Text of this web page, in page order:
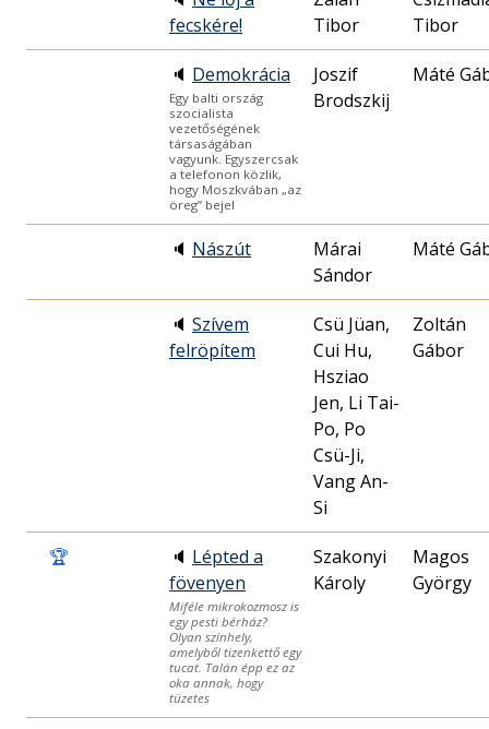
fecskére!
Tibor
Tibor
🔈 Demokrácia
Egy balti ország
szocialista
vezetőségének
társaságában
vagyunk. Egyszercsak
a telefonon közlik,
hogy Moszkvában „az
öreg” bejel
Joszif
Brodszkij
Máté
🔈 Nászút
Márai
Sándor
Máté
🔈 Szívem
felröpítem
Csü Jüan,
Cui Hu,
Hsziao
Jen, Li Tai-
Po, Po
Csü-Ji,
Vang An-
Si
Zoltán
Gábor
🏆 🔈 Lépted a
fövenyen
Miféle mikrokozmosz is
egy pesti bérház?
Olyan színhely,
amelyből tizenkettő egy
tucat. Talán épp ez az
oka annak, hogy
tüzetes
Szakonyi
Károly
Magos
György